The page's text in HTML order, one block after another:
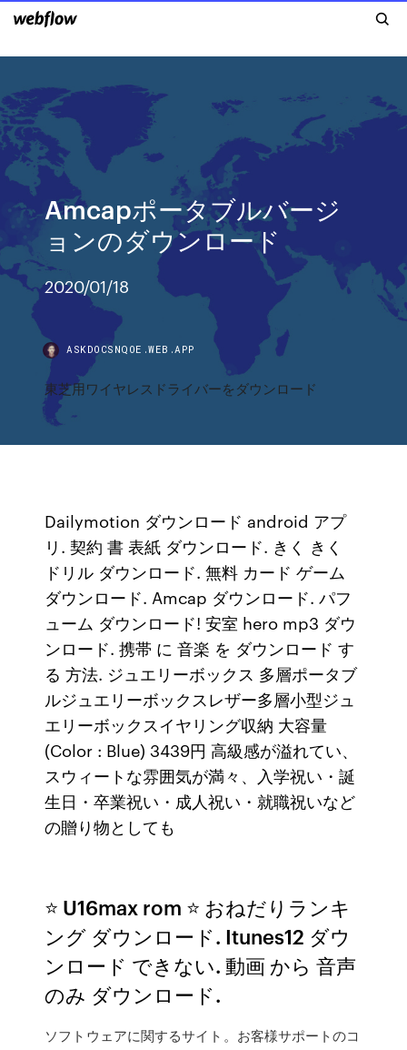
Amcapポータブルバージ
ョンのダウンロード
2020/01/18
ASKDOCSNQOE.WEB.APP
東芝用ワイヤレスドライバーをダウンロード
Dailymotion ダウンロード android アプ
リ. 契約 書 表紙 ダウンロード. きく きく
ドリル ダウンロード. 無料 カード ゲーム
ダウンロード. Amcap ダウンロード. パフ
ューム ダウンロード! 安室 hero mp3 ダウ
ンロード. 携帯 に 音楽 を ダウンロード す
る 方法. ジュエリーボックス 多層ポータブ
ルジュエリーボックスレザー多層小型ジュ
エリーボックスイヤリング収納 大容量
(Color : Blue) 3439円 高級感が溢れてい、
スウィートな雰囲気が満々、入学祝い・誕
生日・卒業祝い・成人祝い・就職祝いなど
の贈り物としても
⭐ U16max rom ⭐ おねだりランキ
ング ダウンロード. Itunes12 ダウ
ンロード できない. 動画 から 音声
のみ ダウンロード.
ソフトウェアに関するサイト。お客様サポートのコ